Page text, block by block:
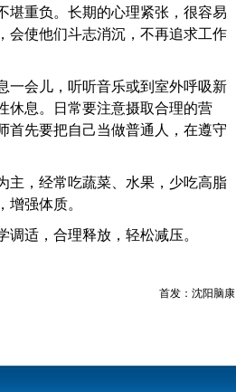
堪重负。长期的心理紧张，很容易
会使他们斗志消沉，不再追求工作
一会儿，听听音乐或到室外呼吸新
休息。日常要注意摄取合理的营
首先要把自己当做普通人，在遵守
主，经常吃蔬菜、水果，少吃高脂
强体质。
适，合理释放，轻松减压。
首发：沈阳脑康